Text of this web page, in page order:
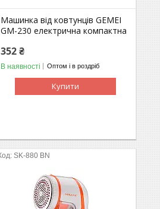
Машинка від ковтунців GEMEI
GM-230 електрична компактна
352 ₴
В наявності Оптом і в роздріб
Купити
SK-880 BN